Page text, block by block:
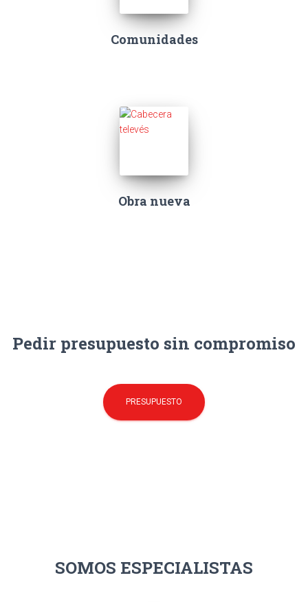
Comunidades
Obra nueva
Pedir presupuesto sin compromiso
PRESUPUESTO
SOMOS ESPECIALISTAS